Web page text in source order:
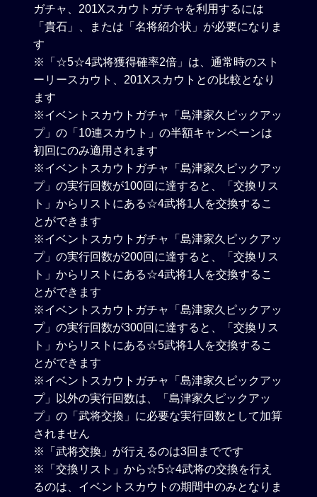
ガチャ、201Xスカウトガチャを利用するには
「貴石」、または「名将紹介状」が必要になりま
す
※「☆5☆4武将獲得確率2倍」は、通常時のスト
ーリースカウト、201Xスカウトとの比較となり
ます
※イベントスカウトガチャ「島津家久ピックアッ
プ」の「10連スカウト」の半額キャンペーンは
初回にのみ適用されます
※イベントスカウトガチャ「島津家久ピックアッ
プ」の実行回数が100回に達すると、「交換リス
ト」からリストにある☆4武将1人を交換するこ
とができます
※イベントスカウトガチャ「島津家久ピックアッ
プ」の実行回数が200回に達すると、「交換リス
ト」からリストにある☆4武将1人を交換するこ
とができます
※イベントスカウトガチャ「島津家久ピックアッ
プ」の実行回数が300回に達すると、「交換リス
ト」からリストにある☆5武将1人を交換するこ
とができます
※イベントスカウトガチャ「島津家久ピックアッ
プ」以外の実行回数は、「島津家久ピックアッ
プ」の「武将交換」に必要な実行回数として加算
されません
※「武将交換」が行えるのは3回までです
※「交換リスト」から☆5☆4武将の交換を行え
るのは、イベントスカウトの期間中のみとなりま